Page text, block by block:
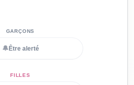
🔔 Être alerté